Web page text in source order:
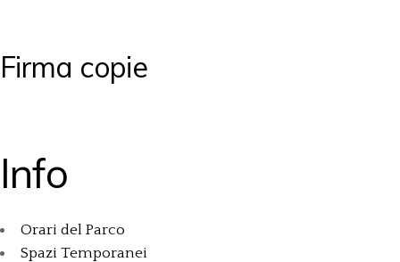
Firma copie
Info
Orari del Parco
Spazi Temporanei